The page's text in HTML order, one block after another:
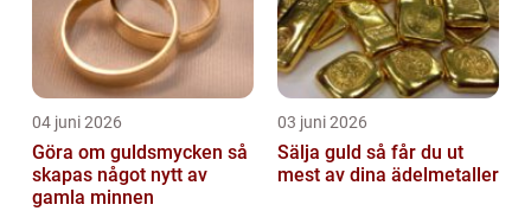
04 juni 2026
Göra om guldsmycken så
skapas något nytt av
gamla minnen
03 juni 2026
Sälja guld så får du ut
mest av dina ädelmetaller